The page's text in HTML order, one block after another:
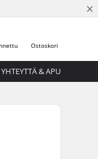
×
Ostoskori
& APU